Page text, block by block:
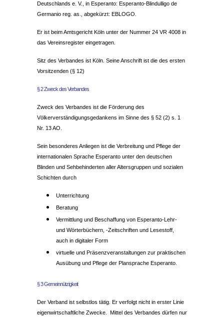
Deutschlands e. V., in Esperanto: Esperanto-Blindulligo de
Germanio reg. as., abgekürzt: EBLOGO.
Er ist beim Amtsgericht Köln unter der Nummer 24 VR 4008 in
das Vereinsregister eingetragen.
Sitz des Verbandes ist Köln. Seine Anschrift ist die des ersten
Vorsitzenden (§ 12)
§ 2 Zweck des Verbandes
Zweck des Verbandes ist die Förderung des
Völkerverständigungsgedankens im Sinne des § 52 (2) s. 1
Nr. 13 AO.
Sein besonderes Anliegen ist die Verbreitung und Pflege der
internationalen Sprache Esperanto unter den deutschen
Blinden und Sehbehinderten aller Altersgruppen und sozialen
Schichten durch
Unterrichtung
Beratung
Vermittlung und Beschaffung von Esperanto-Lehr-
und Wörterbüchern, -Zeitschriften und Lesestoff,
auch in digitaler Form
virtuelle und Präsenzveranstaltungen zur praktischen
Ausübung und Pflege der Plansprache Esperanto.
§ 3 Gemeinnützigkeit
Der Verband ist selbstlos tätig. Er verfolgt nicht in erster Linie
eigenwirtschaftliche Zwecke. Mittel des Verbandes dürfen nur